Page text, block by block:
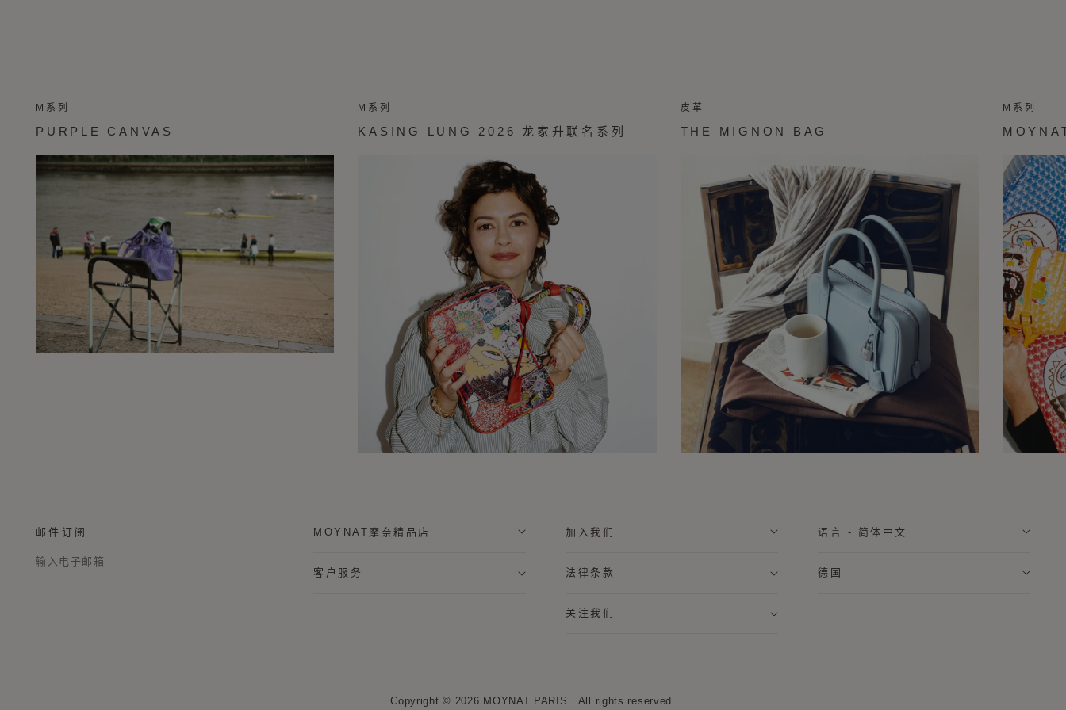
M系列
PURPLE CANVAS
M系列
KASING LUNG 2026 龙家升联名系列
皮革
THE MIGNON BAG
M系列
邮件订阅 MOYNAT摩奈精品店
客户服务
加入我们
法律条款
关注我们
语言 - 简体中文
德国
Copyright © 2026 MOYNAT PARIS . All rights reserved.